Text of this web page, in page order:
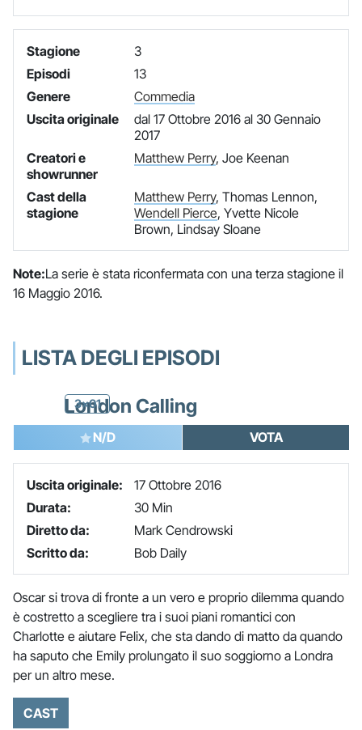
Stagione
3
Episodi
13
Genere
Commedia
Uscita originale
dal 17 Ottobre 2016 al 30 Gennaio
2017
Creatori e
showrunner
Matthew Perry, Joe Keenan
Cast della
stagione
Matthew Perry, Thomas Lennon,
Wendell Pierce, Yvette Nicole
Brown, Lindsay Sloane
Note:La serie è stata riconfermata con una terza stagione il
16 Maggio 2016.
LISTA DEGLI EPISODI
3x01
London Calling
N/D VOTA
Uscita originale:
17 Ottobre 2016
Durata:
30 Min
Diretto da:
Mark Cendrowski
Scritto da:
Bob Daily
Oscar si trova di fronte a un vero e proprio dilemma quando
è costretto a scegliere tra i suoi piani romantici con
Charlotte e aiutare Felix, che sta dando di matto da quando
ha saputo che Emily prolungato il suo soggiorno a Londra
per un altro mese.
CAST